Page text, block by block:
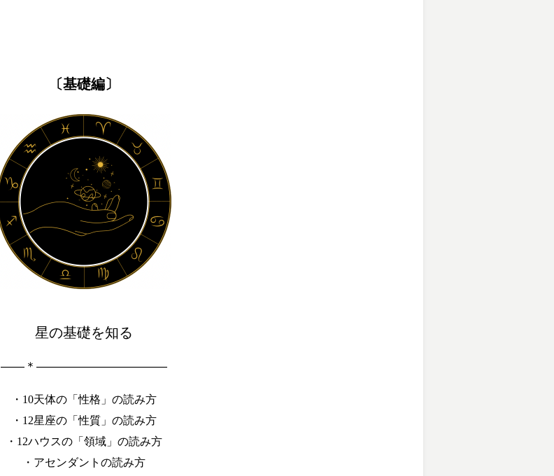
〔基礎編〕
星の基礎を知る
――＊―――――――――――
・10天体の「性格」の読み方
・12星座の「性質」の読み方
・12ハウスの「領域」の読み方
・アセンダントの読み方